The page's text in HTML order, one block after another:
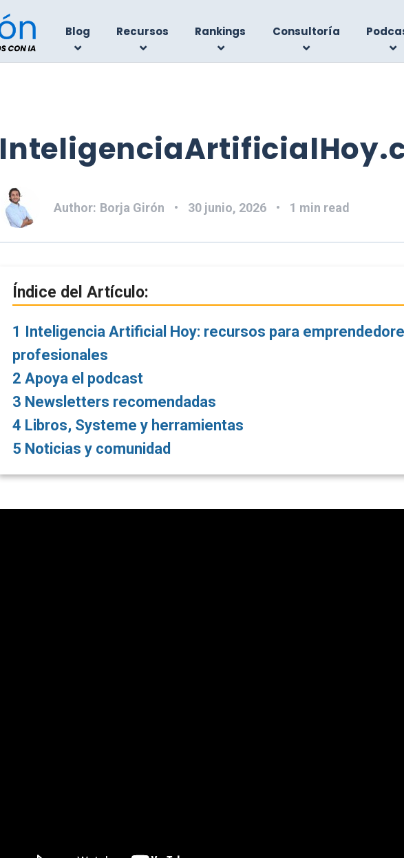
Blog Recursos Rankings Consultoría
Author: Borja Girón 30 junio, 2026 1 min read
Índice del Artículo:
1 Inteligencia Artificial Hoy: recursos para
profesionales
2 Apoya el podcast
3 Newsletters recomendadas
4 Libros, Systeme y herramientas
5 Noticias y comunidad